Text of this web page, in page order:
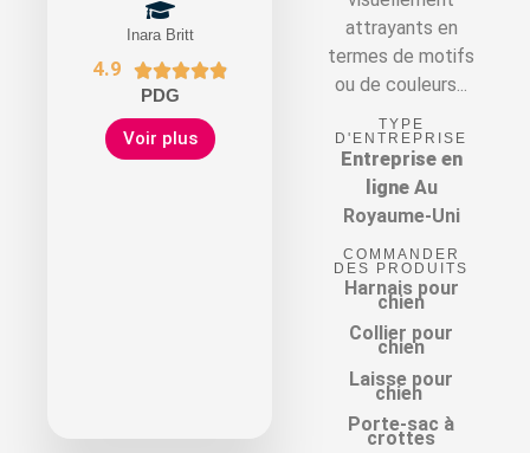
Inara Britt
4.9 
PDG
Voir plus
attrayants en
termes de motifs
ou de couleurs...
TYPE
D'ENTREPRISE
Entreprise en
ligneAu
Royaume-Uni
COMMANDER
DES PRODUITS
Harnais pour
chien
Collier pour
chien
Laisse pour
chien
Porte-sac à
crottes